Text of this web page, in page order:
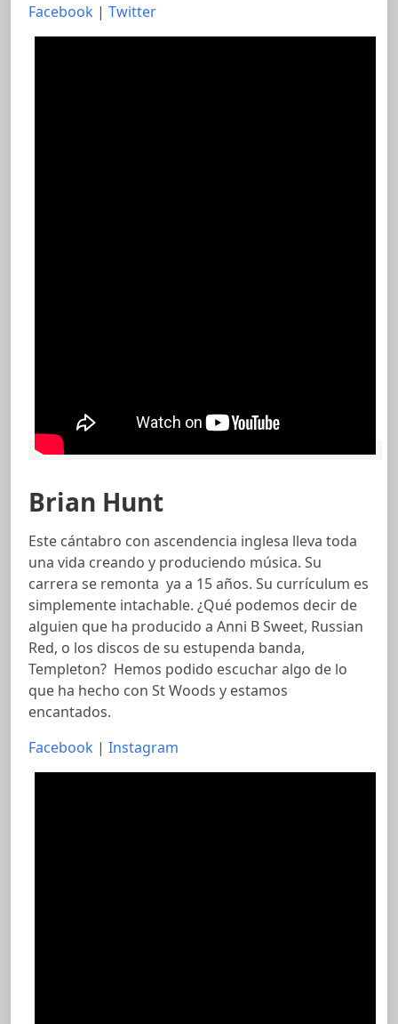
Facebook | Twitter
Brian Hunt
Este cántabro con ascendencia inglesa lleva toda
una vida creando y produciendo música. Su
carrera se remonta ya a 15 años. Su currículum es
simplemente intachable. ¿Qué podemos decir de
alguien que ha producido a Anni B Sweet, Russian
Red, o los discos de su estupenda banda,
Templeton? Hemos podido escuchar algo de lo
que ha hecho con St Woods y estamos
encantados.
Facebook | Instagram